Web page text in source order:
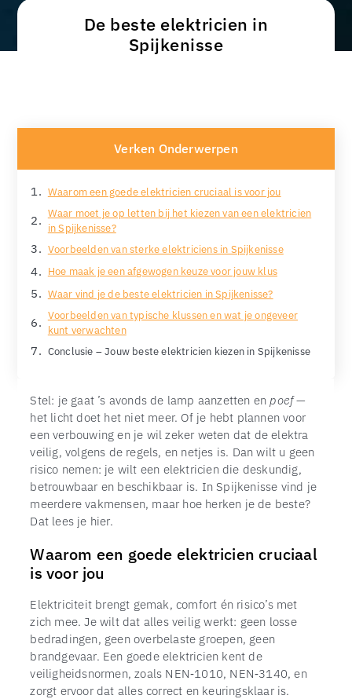
De beste elektricien in
Spijkenisse
Verken Onderwerpen
Waarom een goede elektricien cruciaal is voor jou
Waar moet je op letten bij het kiezen van een elektricien
in Spijkenisse?
Voorbeelden van sterke elektriciens in Spijkenisse
Hoe maak je een afgewogen keuze voor jouw klus
Waar vind je de beste elektricien in Spijkenisse?
Voorbeelden van typische klussen en wat je ongeveer
kunt verwachten
Conclusie – Jouw beste elektricien kiezen in Spijkenisse
Stel: je gaat ’s avonds de lamp aanzetten en poef—
het licht doet het niet meer. Of je hebt plannen voor
een verbouwing en je wil zeker weten dat de elektra
veilig, volgens de regels, en netjes is. Dan wilt u geen
risico nemen: je wilt een elektricien die deskundig,
betrouwbaar en beschikbaar is. In Spijkenisse vind je
meerdere vakmensen, maar hoe herken je de beste?
Dat lees je hier.
Waarom een goede elektricien cruciaal
is voor jou
Elektriciteit brengt gemak, comfort én risico’s met
zich mee. Je wilt dat alles veilig werkt: geen losse
bedradingen, geen overbelaste groepen, geen
brandgevaar. Een goede elektricien kent de
veiligheidsnormen, zoals NEN‑1010, NEN‑3140, en
zorgt ervoor dat alles correct en keuringsklaar is.